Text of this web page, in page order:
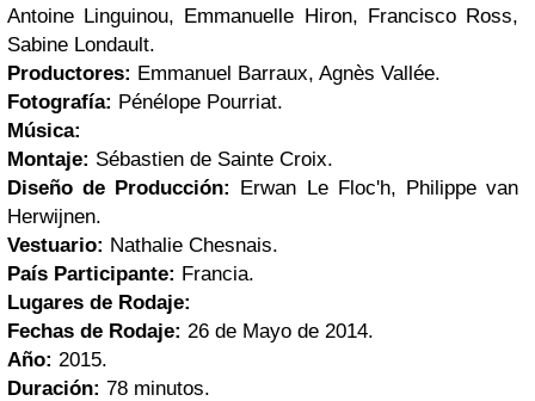
Antoine Linguinou, Emmanuelle Hiron, Francisco Ross,
Sabine Londault.
Productores: Emmanuel Barraux, Agnès Vallée.
Fotografía: Pénélope Pourriat.
Música:
Montaje: Sébastien de Sainte Croix.
Diseño de Producción: Erwan Le Floc'h, Philippe van
Herwijnen.
Vestuario: Nathalie Chesnais.
País Participante: Francia.
Lugares de Rodaje:
Fechas de Rodaje: 26 de Mayo de 2014.
Año: 2015.
Duración: 78 minutos.